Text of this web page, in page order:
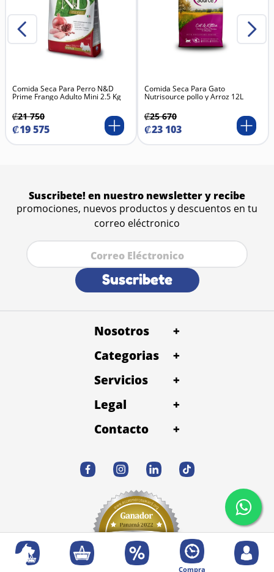
Compra
Comida Seca Para Perro N&D
Prime Frango Adulto Mini 2.5 Kg
₡21 750
₡19575
Comida Seca Para Gato
Nutrisource pollo y Arroz 12L
₡25 670
₡23103
Suscribete! en nuestro newsletter y recibe
promociones, nuevos productos y descuentos en tu
correo eléctronico
Suscribete
Nosotros
+
Categorias
+
Servicios
+
Legal
+
Contacto
+